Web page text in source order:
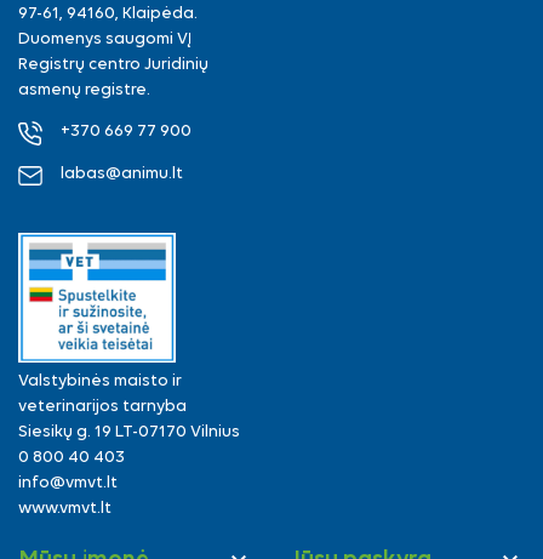
97-61, 94160, Klaipėda.
Duomenys saugomi VĮ
Registrų centro Juridinių
asmenų registre.
+370 669 77 900
labas@animu.lt
Valstybinės maisto ir
veterinarijos tarnyba
Siesikų g. 19 LT-07170 Vilnius
0 800 40 403
info@vmvt.lt
www.vmvt.lt